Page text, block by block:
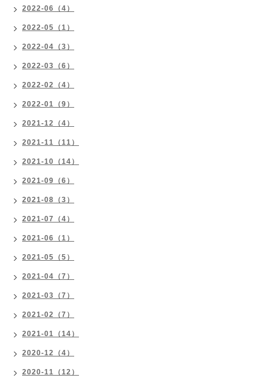
2022-06（4）
2022-05（1）
2022-04（3）
2022-03（6）
2022-02（4）
2022-01（9）
2021-12（4）
2021-11（11）
2021-10（14）
2021-09（6）
2021-08（3）
2021-07（4）
2021-06（1）
2021-05（5）
2021-04（7）
2021-03（7）
2021-02（7）
2021-01（14）
2020-12（4）
2020-11（12）